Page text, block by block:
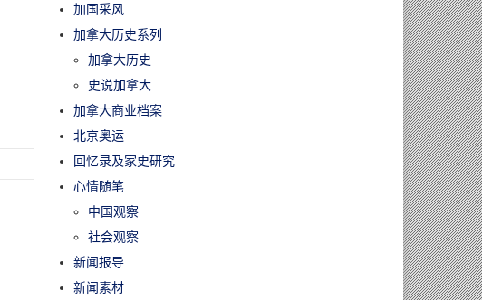
加国采风
加拿大历史系列
加拿大历史
史说加拿大
加拿大商业档案
北京奥运
回忆录及家史研究
心情随笔
中国观察
社会观察
新闻报导
新闻素材